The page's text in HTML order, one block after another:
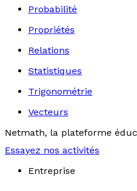
Probabilité
Propriétés
Relations
Statistiques
Trigonométrie
Vecteurs
Netmath, la plateforme
Essayez nos activités
Entreprise